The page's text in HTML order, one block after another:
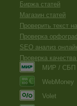
Биржа статей
Магазин статей
Проверить текст
Проверка
SEO анализ
Проверка
МИР / СБП
WebMoney
Volet